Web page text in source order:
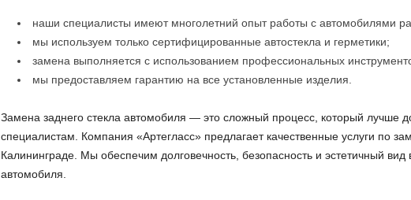
наши специалисты имеют многолетний опыт работы с автомобилями
мы используем только сертифицированные автостекла и герметики;
замена выполняется с использованием профессиональных
мы предоставляем гарантию на все установленные изделия.
Замена заднего стекла автомобиля — это сложный процесс, который лучше
специалистам. Компания «Артегласс» предлагает качественные услуги по
Калининграде. Мы обеспечим долговечность, безопасность и эстетичный вид
автомобиля.